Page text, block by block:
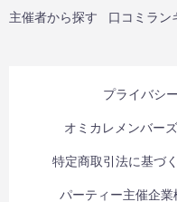
主催者から探す 口コミラン
プライバシ
オミカレメンバー
特定商取引法に基づ
パーティー主催企業